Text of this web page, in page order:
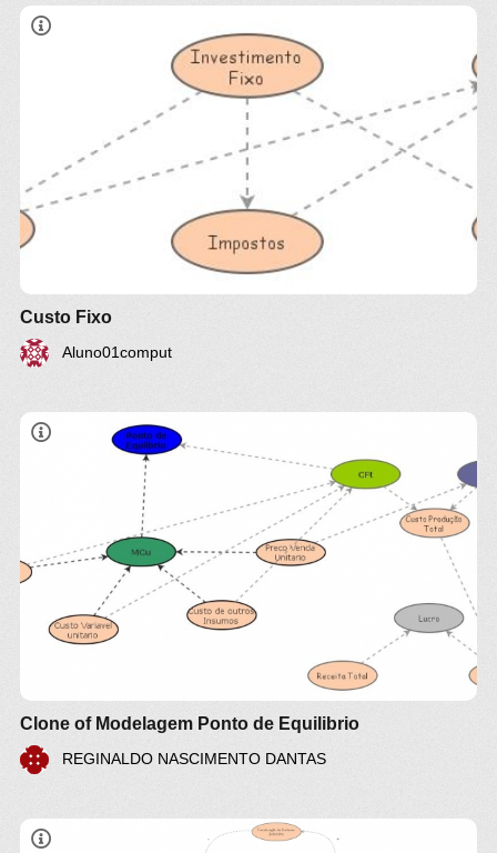
Custo Fixo
Aluno01comput
Clone of Modelagem Ponto de Equilibrio
REGINALDO NASCIMENTO DANTAS